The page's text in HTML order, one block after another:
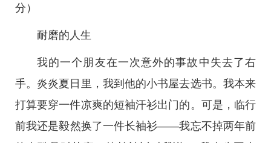
分）
耐磨的人生
我的一个朋友在一次意外的事故中失去了右
手。炎炎夏日里，我到他的小书屋去选书。我本来
打算要穿一件凉爽的短袖汗衫出门的。可是，临行
前我还是毅然换了一件长袖衫——我忘不掉两年前